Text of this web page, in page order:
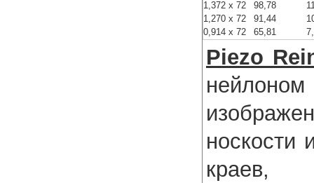
1,372 x 72 98,78
1,270 x 72
91,44
0,914 x 72
65,81
Piezo
носкости
краев,